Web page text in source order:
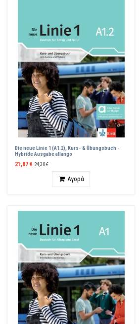
Die neue Linie 1 (A1.2), Kurs- & Übungsbuch -
Hybride Ausgabe allango
21,87 € 24,30 €
Αγορά